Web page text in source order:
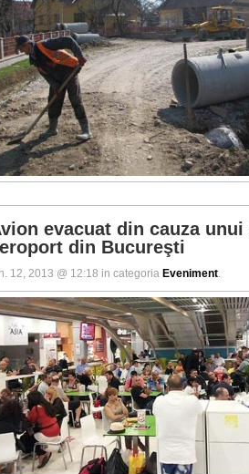
evacuat din cauza
din Bucureşti
12, 2013 @ 12:18 in categoria Eveniment.